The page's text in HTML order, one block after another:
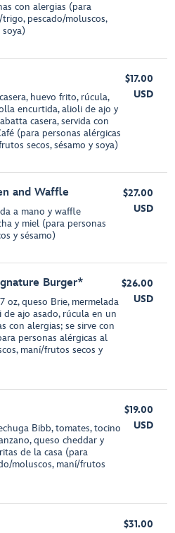
con alergias (para
pescado/moluscos,
soya)
huevo frito, rúcula,
encurtida, alioli de ajo y
casera, servida con
(para personas alérgicas
secos, sésamo y soya)
$17.00
USD
and Waffle
a mano y waffle
y miel (para personas
y sésamo)
$27.00
USD
Burger*
oz, queso Brie, mermelada
ajo asado, rúcula en un
con alergias; se sirve con
personas alérgicas al
maní/frutos secos y
$26.00
USD
Bibb, tomates, tocino
queso cheddar y
de la casa (para
moluscos, maní/frutos
$19.00
USD
$31.00